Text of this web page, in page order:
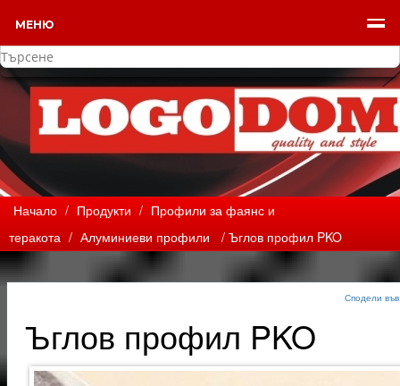
МЕНЮ
Начало / Продукти / Профили за фаянс и
теракота / Алуминиеви профили / Ъглов профил PKO
Сподели
Ъглов профил PKO